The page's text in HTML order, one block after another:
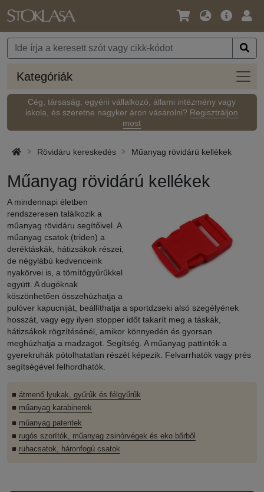
Nyelv
Pénznem
Fő
Kategóriák
Cég, társaság, egyéni vállalkozó, állami intézmény vagy
iskola, és szeretne nagyker áron vásárolni? Regisztráljon
most
Rövidáru kereskedés Műanyag rövidárú kellékek
Műanyag rövidárú kellékek
A mindennapi életben
rendszeresen találkozik a
műanyag rövidáru segítőivel. A
műanyag csatok (triden) a
deréktáskák, hátizsákok részei,
de négylábú kedvenceink
nyakörvei is, a tömítőgyűrűkkel
együtt. A dugóknak
köszönhetően összehúzhatja a
pulóver kapucniját, beállíthatja a sportdzseki alsó szegélyének
hosszát, vagy egy ilyen stopper időt takarít meg a táskák,
hátizsákok rögzítésénél, amikor könnyedén és gyorsan
meghúzhatja a madzagot. Segítség. A műanyag pattintók a
gyerekruhák pótolhatatlan részét képezik. Felvarrhatók vagy prés
segítségével felhordhatók.
■ átmenő lyukak, gyűrűk és félgyűrűk
■ műanyag karabinerek
■ műanyag patentek
■ rugós szorítók, műanyag zsinórvégek és eko bőrből
■ ruhacsatok, háronfogú csatok